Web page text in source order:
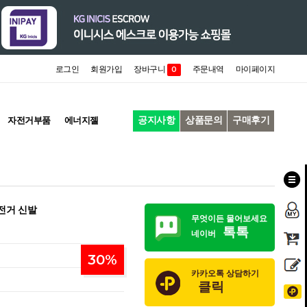
로그인 회원가입 장바구니 0 주문내역 마이페이지
자전거부품 에너지젤 공지사항 상품문의 구매후기
거 신발
30%
무엇이든 물어보세요
네이버
톡톡
카카오톡 상담하기
클릭